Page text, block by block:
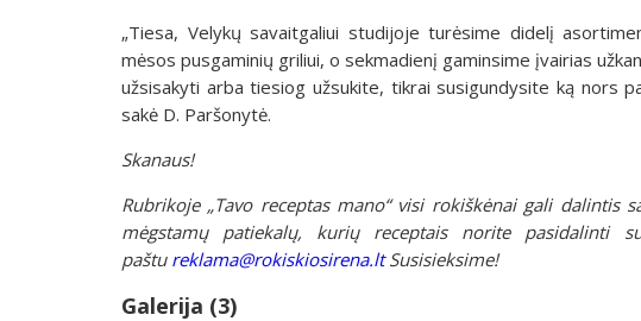
„Tiesa, Velykų savaitgaliui studijoje turėsime didelį
mėsos pusgaminių griliui, o sekmadienį gaminsime įvairias
užsisakyti arba tiesiog užsukite, tikrai susigundysite ką nors
sakė D. Paršonytė.
Skanaus!
Rubrikoje „Tavo receptas mano“ visi rokiškėnai gali dalintis
mėgstamų patiekalų, kurių receptais norite pasidalinti
paštu reklama@rokiskiosirena.ltSusisieksime!
Galerija (3)